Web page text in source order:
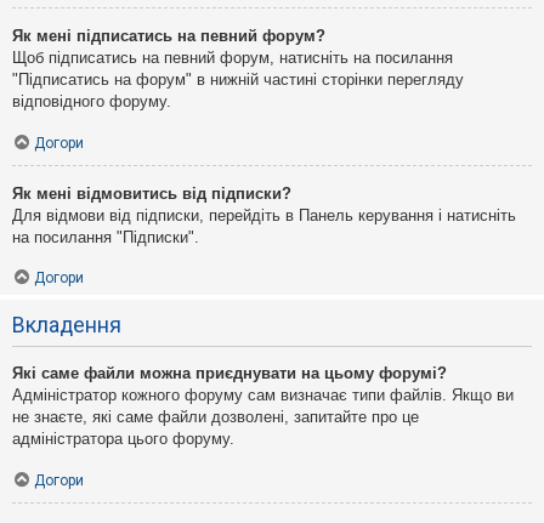
Як мені підписатись на певний форум?
Щоб підписатись на певний форум, натисніть на посилання
"Підписатись на форум" в нижній частині сторінки перегляду
відповідного форуму.
Догори
Як мені відмовитись від підписки?
Для відмови від підписки, перейдіть в Панель керування і натисніть
на посилання "Підписки".
Догори
Вкладення
Які саме файли можна приєднувати на цьому форумі?
Адміністратор кожного форуму сам визначає типи файлів. Якщо ви
не знаєте, які саме файли дозволені, запитайте про це
адміністратора цього форуму.
Догори